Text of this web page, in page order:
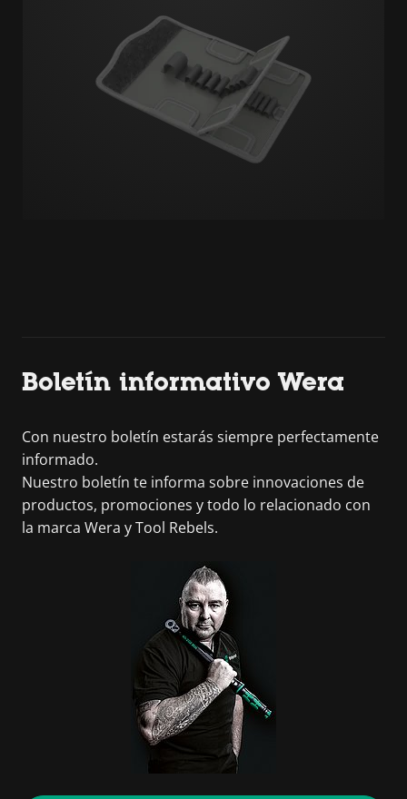
Boletín informativo Wera
Con nuestro boletín estarás siempre perfectamente
informado.
Nuestro boletín te informa sobre innovaciones de
productos, promociones y todo lo relacionado con
la marca Wera y Tool Rebels.